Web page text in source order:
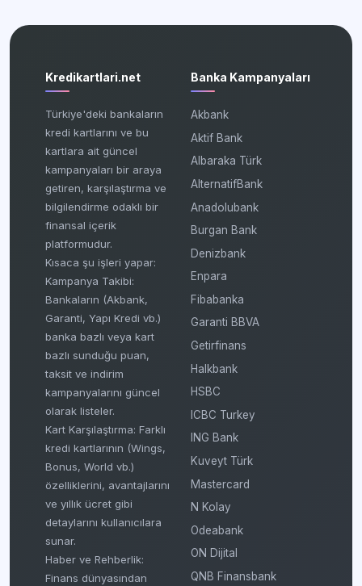
Kredikartlari.net
Türkiye'deki bankaların
kredi kartlarını ve bu
kartlara ait güncel
kampanyaları bir araya
getiren, karşılaştırma ve
bilgilendirme odaklı bir
finansal içerik
platformudur.
Kısaca şu işleri yapar:
Kampanya Takibi:
Bankaların (Akbank,
Garanti, Yapı Kredi vb.)
banka bazlı veya kart
bazlı sunduğu puan,
taksit ve indirim
kampanyalarını güncel
olarak listeler.
Kart Karşılaştırma: Farklı
kredi kartlarının (Wings,
Bonus, World vb.)
özelliklerini, avantajlarını
ve yıllık ücret gibi
detaylarını kullanıcılara
sunar.
Haber ve Rehberlik:
Finans dünyasından
Banka Kampanyaları
Akbank
Aktif Bank
Albaraka Türk
AlternatifBank
Anadolubank
Burgan Bank
Denizbank
Enpara
Fibabanka
Garanti BBVA
Getirfinans
Halkbank
HSBC
ICBC Turkey
ING Bank
Kuveyt Türk
Mastercard
N Kolay
Odeabank
ON Dijital
QNB Finansbank